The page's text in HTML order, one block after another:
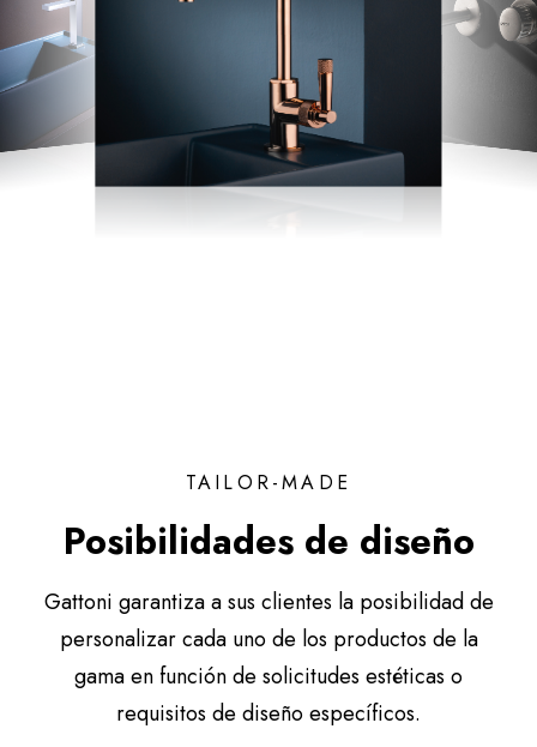
TAILOR-MADE
Posibilidades de diseño
Gattoni garantiza a sus clientes la posibilidad de
personalizar cada uno de los productos de la
gama en función de solicitudes estéticas o
requisitos de diseño específicos.